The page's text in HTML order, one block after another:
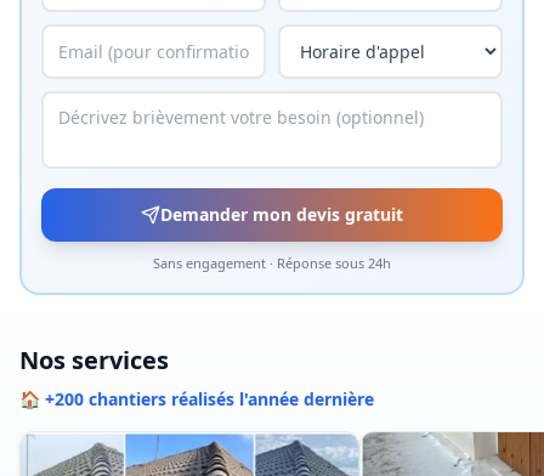
Demander mon devis gratuit
Sans engagement · Réponse sous 24h
Nos services
🏠 +200 chantiers réalisés l'année dernière